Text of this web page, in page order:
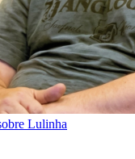
Lulinha